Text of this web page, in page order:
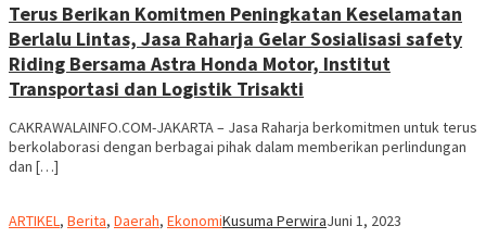
Terus Berikan Komitmen Peningkatan Keselamatan
Berlalu Lintas, Jasa Raharja Gelar Sosialisasi safety
Riding Bersama Astra Honda Motor, Institut
Transportasi dan Logistik Trisakti
CAKRAWALAINFO.COM-JAKARTA – Jasa Raharja berkomitmen untuk terus
berkolaborasi dengan berbagai pihak dalam memberikan perlindungan
dan […]
ARTIKEL, Berita, Daerah, EkonomiKusuma PerwiraJuni 1, 2023